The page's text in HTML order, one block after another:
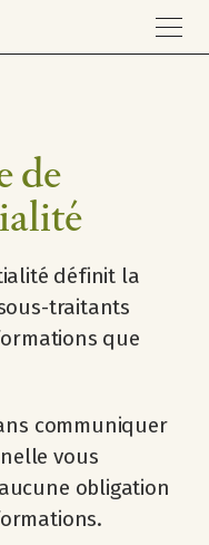
de
définit la
traitants
que
communiquer
vous
obligation